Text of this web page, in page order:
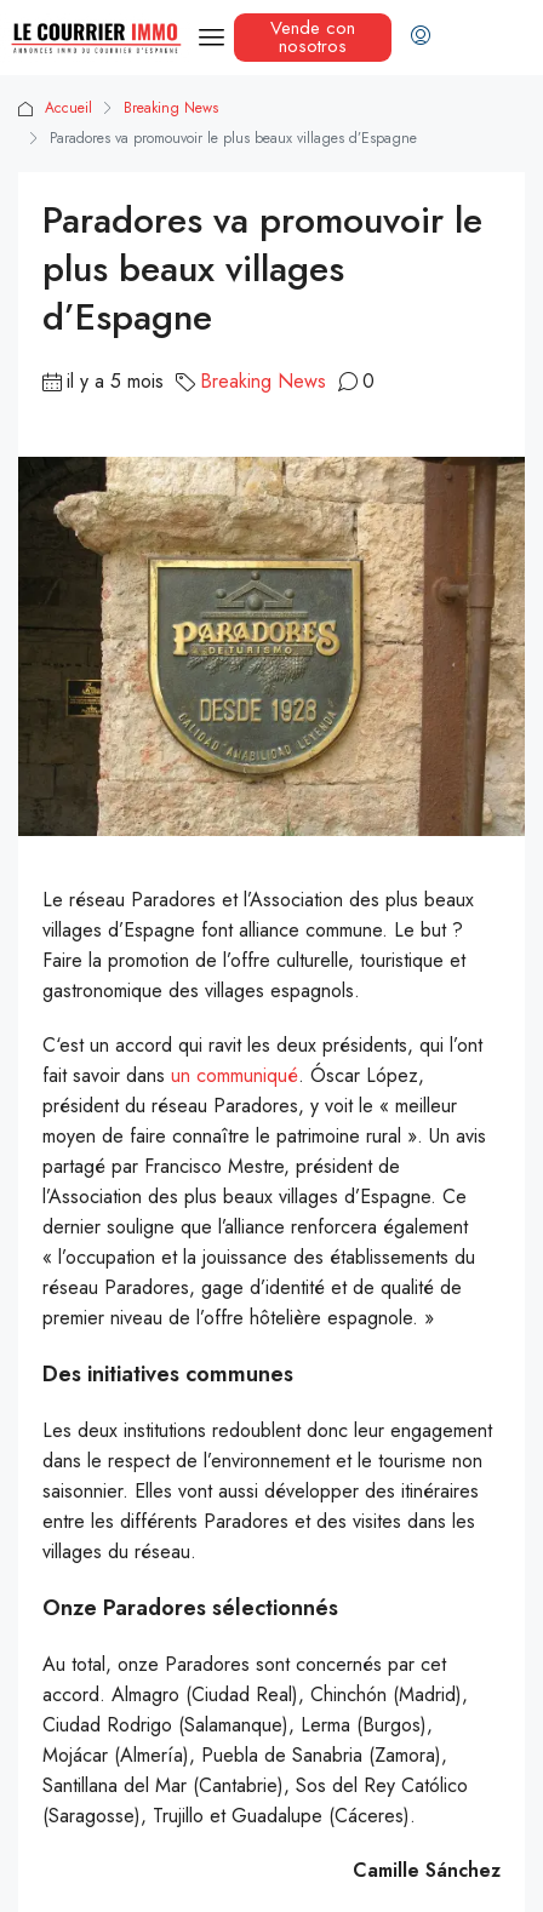
Vende con
nosotros
Accueil
Breaking News
Paradores va promouvoir le plus beaux villages d’Espagne
Paradores va promouvoir le
plus beaux villages
d’Espagne
il y a 5 mois Breaking News 0
Le réseau Paradores et l’Association des plus beaux
villages d’Espagne font alliance commune. Le but ?
Faire la promotion de l’offre culturelle, touristique et
gastronomique des villages espagnols.
C‘est un accord qui ravit les deux présidents, qui l’ont
fait savoir dans un communiqué. Óscar López,
président du réseau Paradores, y voit le « meilleur
moyen de faire connaître le patrimoine rural ». Un avis
partagé par Francisco Mestre, président de
l’Association des plus beaux villages d’Espagne. Ce
dernier souligne que l’alliance renforcera également
« l’occupation et la jouissance des établissements du
réseau Paradores, gage d’identité et de qualité de
premier niveau de l’offre hôtelière espagnole. »
Des initiatives communes
Les deux institutions redoublent donc leur engagement
dans le respect de l’environnement et le tourisme non
saisonnier. Elles vont aussi développer des itinéraires
entre les différents Paradores et des visites dans les
villages du réseau.
Onze Paradores sélectionnés
Au total, onze Paradores sont concernés par cet
accord. Almagro (Ciudad Real), Chinchón (Madrid),
Ciudad Rodrigo (Salamanque), Lerma (Burgos),
Mojácar (Almería), Puebla de Sanabria (Zamora),
Santillana del Mar (Cantabrie), Sos del Rey Católico
(Saragosse), Trujillo et Guadalupe (Cáceres).
Camille Sánchez